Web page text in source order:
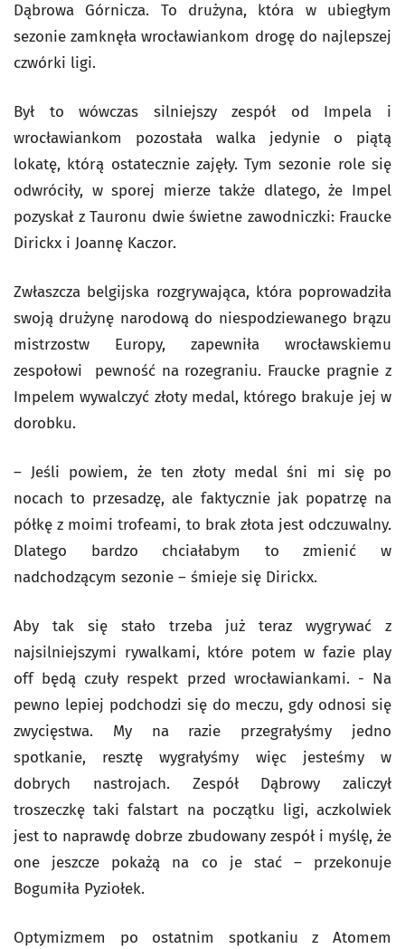
Dąbrowa Górnicza. To drużyna, która w ubiegłym
sezonie zamknęła wrocławiankom drogę do najlepszej
czwórki ligi.
Był to wówczas silniejszy zespół od Impela i
wrocławiankom pozostała walka jedynie o piątą
lokatę, którą ostatecznie zajęły. Tym sezonie role się
odwróciły, w sporej mierze także dlatego, że Impel
pozyskał z Tauronu dwie świetne zawodniczki: Fraucke
Dirickx i Joannę Kaczor.
Zwłaszcza belgijska rozgrywająca, która poprowadziła
swoją drużynę narodową do niespodziewanego brązu
mistrzostw Europy, zapewniła wrocławskiemu
zespołowi pewność na rozegraniu. Fraucke pragnie z
Impelem wywalczyć złoty medal, którego brakuje jej w
dorobku.
– Jeśli powiem, że ten złoty medal śni mi się po
nocach to przesadzę, ale faktycznie jak popatrzę na
półkę z moimi trofeami, to brak złota jest odczuwalny.
Dlatego bardzo chciałabym to zmienić w
nadchodzącym sezonie – śmieje się Dirickx.
Aby tak się stało trzeba już teraz wygrywać z
najsilniejszymi rywalkami, które potem w fazie play
off będą czuły respekt przed wrocławiankami. - Na
pewno lepiej podchodzi się do meczu, gdy odnosi się
zwycięstwa. My na razie przegrałyśmy jedno
spotkanie, resztę wygrałyśmy więc jesteśmy w
dobrych nastrojach. Zespół Dąbrowy zaliczył
troszeczkę taki falstart na początku ligi, aczkolwiek
jest to naprawdę dobrze zbudowany zespół i myślę, że
one jeszcze pokażą na co je stać – przekonuje
Bogumiła Pyziołek.
Optymizmem po ostatnim spotkaniu z Atomem